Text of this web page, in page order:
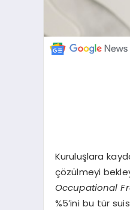
Kuruluşlara
çözülmeyi
Occupational
%5’ini bu tür